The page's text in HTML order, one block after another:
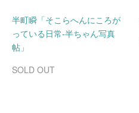
半町瞬「そこらへんにころが
っている日常-半ちゃん写真
帖」
SOLD OUT